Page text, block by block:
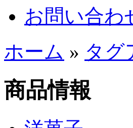
お問い合わ
ホーム » タグ
商品情報